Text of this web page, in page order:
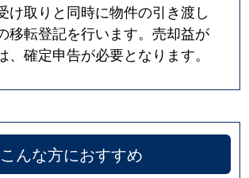
け取りと同時に物件の引き渡し
移転登記を行います。売却益が
、確定申告が必要となります。
こんな方におすすめ